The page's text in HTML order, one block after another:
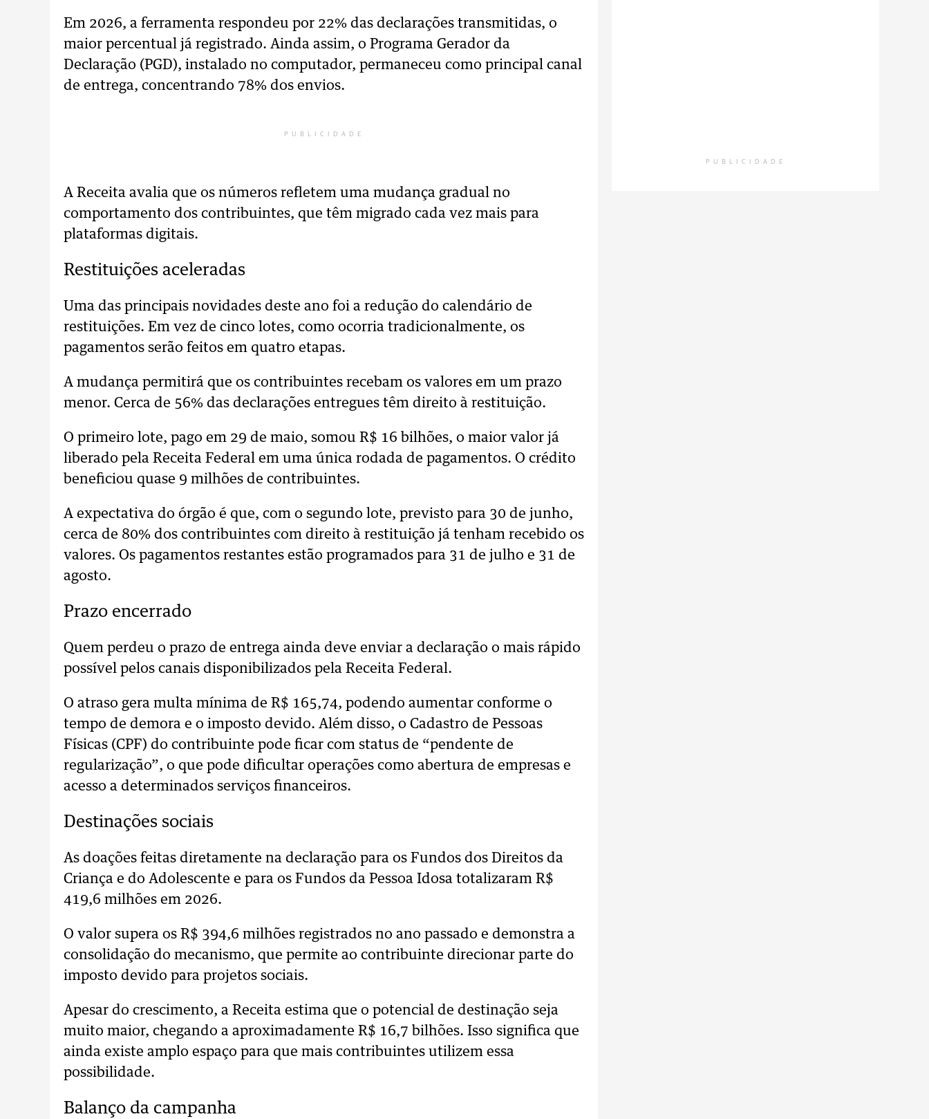
Em 2026, a ferramenta respondeu por 22% das declarações transmitidas, o
maior percentual já registrado. Ainda assim, o Programa Gerador da
Declaração (PGD), instalado no computador, permaneceu como principal canal
de entrega, concentrando 78% dos envios.
PUBLICIDADE
A Receita avalia que os números refletem uma mudança gradual no
comportamento dos contribuintes, que têm migrado cada vez mais para
plataformas digitais.
Restituições aceleradas
Uma das principais novidades deste ano foi a redução do calendário de
restituições. Em vez de cinco lotes, como ocorria tradicionalmente, os
pagamentos serão feitos em quatro etapas.
A mudança permitirá que os contribuintes recebam os valores em um prazo
menor. Cerca de 56% das declarações entregues têm direito à restituição.
O primeiro lote, pago em 29 de maio, somou R$ 16 bilhões, o maior valor já
liberado pela Receita Federal em uma única rodada de pagamentos. O crédito
beneficiou quase 9 milhões de contribuintes.
A expectativa do órgão é que, com o segundo lote, previsto para 30 de junho,
cerca de 80% dos contribuintes com direito à restituição já tenham recebido os
valores. Os pagamentos restantes estão programados para 31 de julho e 31 de
agosto.
Prazo encerrado
Quem perdeu o prazo de entrega ainda deve enviar a declaração o mais rápido
possível pelos canais disponibilizados pela Receita Federal.
O atraso gera multa mínima de R$ 165,74, podendo aumentar conforme o
tempo de demora e o imposto devido. Além disso, o Cadastro de Pessoas
Físicas (CPF) do contribuinte pode ficar com status de “pendente de
regularização”, o que pode dificultar operações como abertura de empresas e
acesso a determinados serviços financeiros.
Destinações sociais
As doações feitas diretamente na declaração para os Fundos dos Direitos da
Criança e do Adolescente e para os Fundos da Pessoa Idosa totalizaram R$
419,6 milhões em 2026.
O valor supera os R$ 394,6 milhões registrados no ano passado e demonstra a
consolidação do mecanismo, que permite ao contribuinte direcionar parte do
imposto devido para projetos sociais.
Apesar do crescimento, a Receita estima que o potencial de destinação seja
muito maior, chegando a aproximadamente R$ 16,7 bilhões. Isso significa que
ainda existe amplo espaço para que mais contribuintes utilizem essa
possibilidade.
Balanço da campanha
PUBLICIDADE